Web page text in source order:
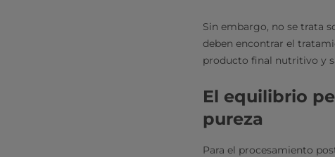
Sin embargo, no se trata
deben encontrar el
producto final nutritivo y
El equilibrio
pureza
Para el procesamiento